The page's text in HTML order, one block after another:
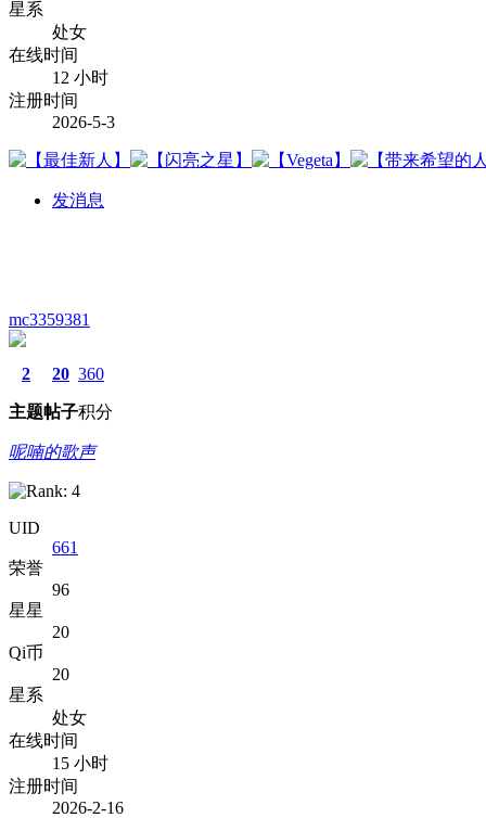
星系
处女
在线时间
12 小时
注册时间
2026-5-3
发消息
mc3359381
2
主题
20
帖子
360
积分
呢喃的歌声
UID
661
荣誉
96
星星
20
Qi币
20
星系
处女
在线时间
15 小时
注册时间
2026-2-16